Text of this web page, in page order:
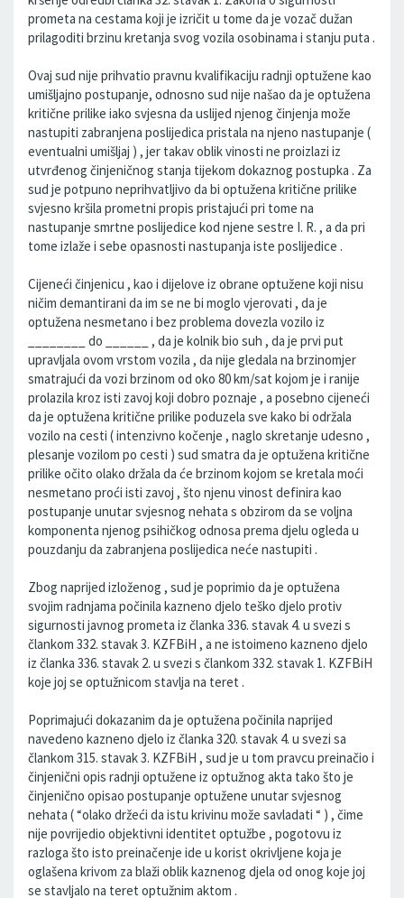
prometa na cestama koji je izričit u tome da je vozač dužan
prilagoditi brzinu kretanja svog vozila osobinama i stanju puta .
Ovaj sud nije prihvatio pravnu kvalifikaciju radnji optužene kao
umišljajno postupanje, odnosno sud nije našao da je optužena
kritične prilike iako svjesna da uslijed njenog činjenja može
nastupiti zabranjena poslijedica pristala na njeno nastupanje (
eventualni umišljaj ) , jer takav oblik vinosti ne proizlazi iz
utvrđenog činjeničnog stanja tijekom dokaznog postupka . Za
sud je potpuno neprihvatljivo da bi optužena kritične prilike
svjesno kršila prometni propis pristajući pri tome na
nastupanje smrtne poslijedice kod njene sestre I. R. , a da pri
tome izlaže i sebe opasnosti nastupanja iste poslijedice .
Cijeneći činjenicu , kao i dijelove iz obrane optužene koji nisu
ničim demantirani da im se ne bi moglo vjerovati , da je
optužena nesmetano i bez problema dovezla vozilo iz
________ do ______ , da je kolnik bio suh , da je prvi put
upravljala ovom vrstom vozila , da nije gledala na brzinomjer
smatrajući da vozi brzinom od oko 80 km/sat kojom je i ranije
prolazila kroz isti zavoj koji dobro poznaje , a posebno cijeneći
da je optužena kritične prilike poduzela sve kako bi održala
vozilo na cesti ( intenzivno kočenje , naglo skretanje udesno ,
plesanje vozilom po cesti ) sud smatra da je optužena kritične
prilike očito olako držala da će brzinom kojom se kretala moći
nesmetano proći isti zavoj , što njenu vinost definira kao
postupanje unutar svjesnog nehata s obzirom da se voljna
komponenta njenog psihičkog odnosa prema djelu ogleda u
pouzdanju da zabranjena poslijedica neće nastupiti .
Zbog naprijed izloženog , sud je poprimio da je optužena
svojim radnjama počinila kazneno djelo teško djelo protiv
sigurnosti javnog prometa iz članka 336. stavak 4. u svezi s
člankom 332. stavak 3. KZFBiH , a ne istoimeno kazneno djelo
iz članka 336. stavak 2. u svezi s člankom 332. stavak 1. KZFBiH
koje joj se optužnicom stavlja na teret .
Poprimajući dokazanim da je optužena počinila naprijed
navedeno kazneno djelo iz članka 320. stavak 4. u svezi sa
člankom 315. stavak 3. KZFBiH , sud je u tom pravcu preinačio i
činjenični opis radnji optužene iz optužnog akta tako što je
činjenično opisao postupanje optužene unutar svjesnog
nehata ( “olako držeći da istu krivinu može savladati “ ) , čime
nije povrijedio objektivni identitet optužbe , pogotovu iz
razloga što isto preinačenje ide u korist okrivljene koja je
oglašena krivom za blaži oblik kaznenog djela od onog koje joj
se stavljalo na teret optužnim aktom .